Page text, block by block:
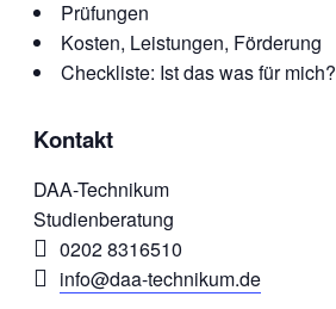
Prüfungen
Kosten, Leistungen, Förderung
Checkliste: Ist das was für mich?
Kontakt
DAA-Technikum
Studienberatung
0202 8316510
info@daa-technikum.de